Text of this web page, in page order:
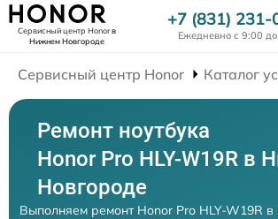
Сервисный центр Honorв
Нижнем Новгороде
+7 (831) 231-
Ежедневно с 9:00
Сервисный центр Honor Каталог
Ремонт ноутбука
Honor Pro HLY-W19R в
Новгороде
Выполняем ремонт Honor Pro HLY-W19R